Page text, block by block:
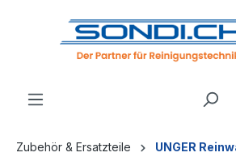
springen
Zubehör & Ersatzteile UNGER